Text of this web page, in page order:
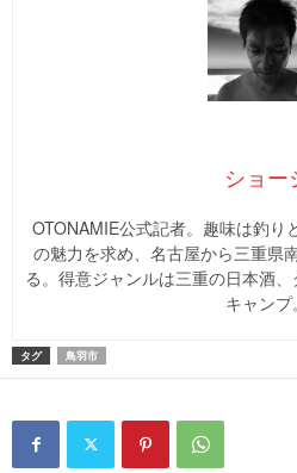
ショー
OTONAMIE公式記者。趣味は釣り
の魅力を求め、名古屋から三重県
る。得意ジャンルは三重の日本酒、
キャンプ。
タグ 鳥羽市